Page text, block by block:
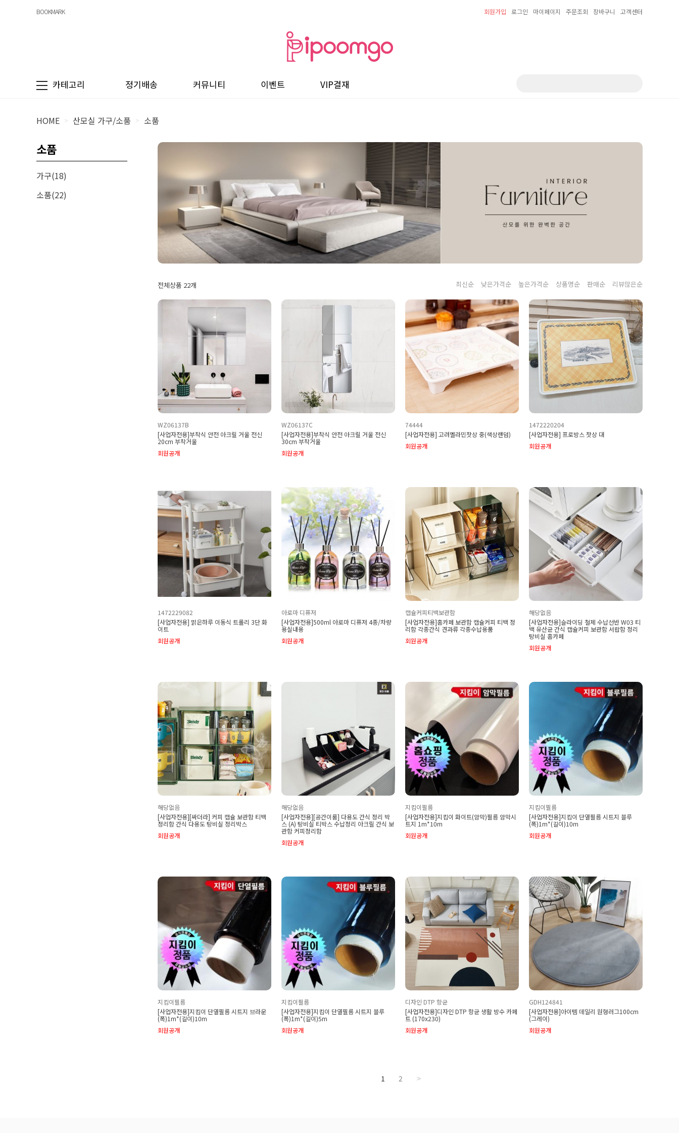
BOOKMARK 회원가입 로그인 마이페이지 주문조회 장바구니 고객센터
카테고리 정기배송 커뮤니티 이벤트 VIP결재
HOME > 산모실 가구/소품 > 소품
소품
가구(18)
소품(22)
전체상품 22개 최신순 낮은가격순 높은가격순 상품명순 판매순 리뷰많은순
WZ06137B
[사업자전용]부착식 안전 아크릴 거울 전신
20cm 부착거울
회원공개
WZ06137C
[사업자전용]부착식 안전 아크릴 거울 전신
30cm 부착거울
회원공개
74444
[사업자전용] 고려멜라민찻상 중(색상랜덤)
회원공개
1472220204
[사업자전용] 프로방스 찻상 대
회원공개
1472229082
[사업자전용] 맑은하루 이동식 트롤리 3단 화
이트
회원공개
아로마 디퓨저
[사업자전용]500ml 아로마 디퓨저 4종/차량
용실내용
회원공개
캡슐커피티백보관함
[사업자전용]홈카페 보관함 캡슐커피 티백 정
리함 각종간식 견과류 각종수납용품
회원공개
해당없음
[사업자전용]슬라이딩 철제 수납선반 W03 티
백 유산균 간식 캡슐커피 보관함 서랍함 정리
탕비실 홈카페
회원공개
해당없음
[사업자전용][싸더라] 커피 캡슐 보관함 티백
정리함 간식 다용도 탕비실 정리박스
회원공개
해당없음
[사업자전용][공간이룸] 다용도 간식 정리 박
스 (A) 탕비실 티박스 수납정리 아크릴 간식 보
관함 커피정리함
회원공개
지킴이필름
[사업자전용]지킴이 화이트(암막)필름 암막시
트지 1m*10m
회원공개
지킴이필름
[사업자전용]지킴이 단열필름 시트지 블루
(폭)1m*(길이)10m
회원공개
지킴이필름
[사업자전용]지킴이 단열필름 시트지 브라운
(폭)1m*(길이)10m
회원공개
지킴이필름
[사업자전용]지킴이 단열필름 시트지 블루
(폭)1m*(길이)5m
회원공개
디자인 DTP 항균
[사업자전용]디자인 DTP 항균 생활 방수 카페
트 (170x230)
회원공개
GDH124841
[사업자전용]아이템 데일리 원형러그100cm
(그레이)
회원공개
1 2 >>